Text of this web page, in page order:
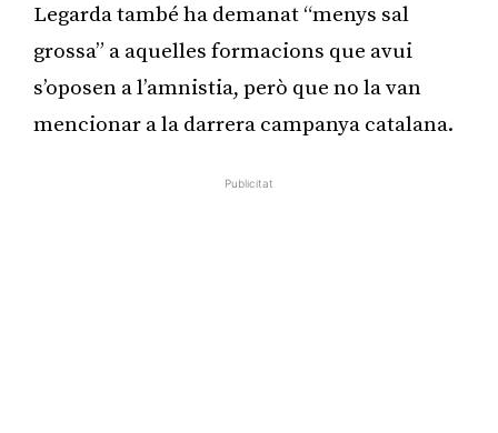
Legarda també ha demanat “menys sal
grossa” a aquelles formacions que avui
s’oposen a l’amnistia, però que no la van
mencionar a la darrera campanya catalana.
Publicitat